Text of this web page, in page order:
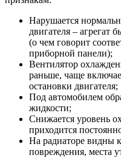
Нарушается
двигателя – агрегат
(о чем говорит
приборной панели);
Вентилятор
раньше, чаще
остановки двигателя;
Под автомобилем
жидкости;
Снижается уровень
приходится
На радиаторе видны
повреждения, места